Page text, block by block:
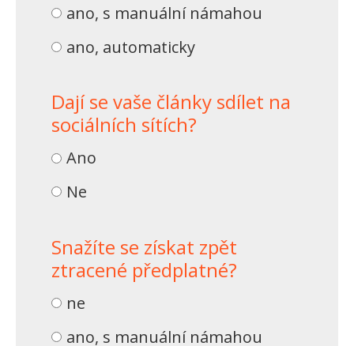
ano, s manuální námahou
ano, automaticky
Dají se vaše články sdílet na
sociálních sítích?
Ano
Ne
Snažíte se získat zpět
ztracené předplatné?
ne
ano, s manuální námahou